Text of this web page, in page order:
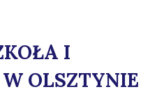
I
OLSZTYNIE